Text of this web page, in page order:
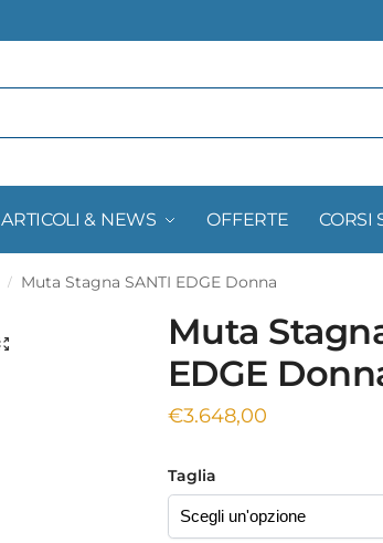
ARTICOLI & NEWS OFFERTE CORSI
/ Muta Stagna SANTI EDGE Donna
Muta
EDGE
€3.648,00
Taglia